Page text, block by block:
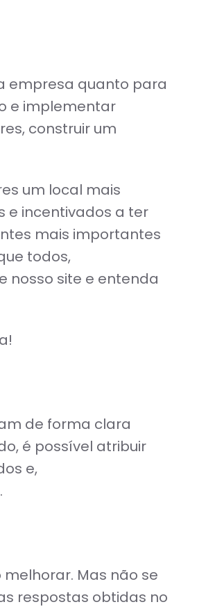
empresa quanto para
e implementar
construir um
um local mais
e incentivados a ter
mais importantes
todos,
nosso site e entenda
de forma clara
é possível atribuir
e,
Mas não se
respostas obtidas no